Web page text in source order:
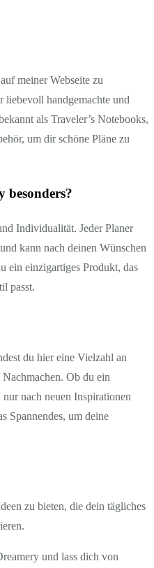
meiner Webseite zu
liebevoll handgemachte und
als Traveler’s Notebooks,
um dir schöne Pläne zu
besonders?
Individualität. Jeder Planer
kann nach deinen Wünschen
ein einzigartiges Produkt, das
passt.
du hier eine Vielzahl an
Ob du ein
nach neuen Inspirationen
Spannendes, um deine
zu bieten, die dein tägliches
und lass dich von